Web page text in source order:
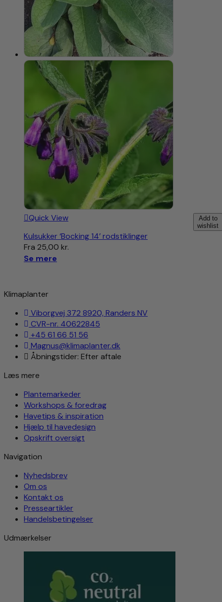
Add to
wishlist
Quick View
Kulsukker ‘Bocking 14’ rodstiklinger
Fra 25,00 kr.
Se mere
Klimaplanter
Viborgvej 372 8920, Randers NV
CVR-nr. 40622845
+45 61 66 51 56
Magnus@klimaplanter.dk
Åbningstider: Efter aftale
Læs mere
Plantemarkeder
Workshops & foredrag
Havetips & inspiration
Hjælp til havedesign
Opskrift oversigt
Navigation
Nyhedsbrev
Om os
Kontakt os
Presseartikler
Handelsbetingelser
Udmærkelser